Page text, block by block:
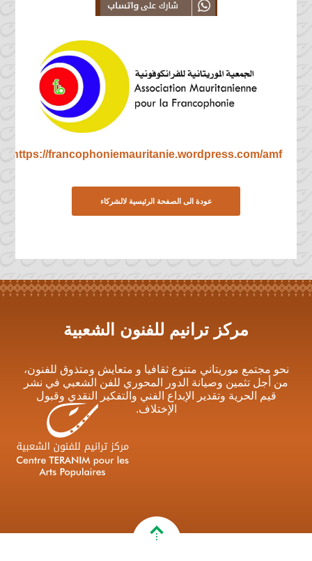
Linkedin From Teranim
https://francophoniemauritanie.wordpress.com/amf/
عودة الى الصفحة الرئيسية لالشركاء
مركز ترانيم للفنون الشعبية
نحو مجتمع موريتاني متنوع ثقافيا و متعايش ومتذوق للفنون،
من أجل تثمين وصيانة الدور المحوري للفن الشعبي في نشر
قيم الحرية وتقدير الإبداع الفني والتفكير النقدي وقبول
الإختلاف.